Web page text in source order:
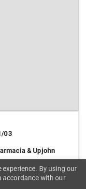
03
& Upjohn
des
experience. By using our
accordance with our